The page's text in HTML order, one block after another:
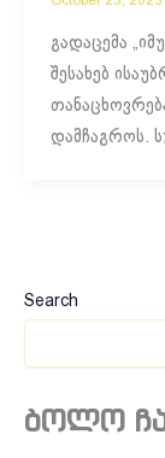
გადაცემა
შესახებ
დამჩაგროს.
Search
ბოლო